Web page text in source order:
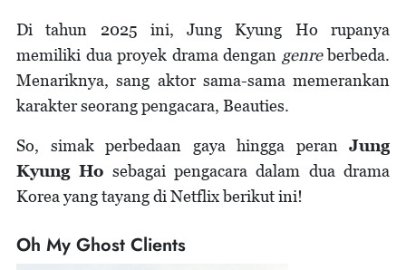
Di tahun 2025 ini, Jung Kyung Ho rupanya
memiliki dua proyek drama dengan genreberbeda.
Menariknya, sang aktor sama-sama memerankan
karakter seorang pengacara, Beauties.
So, simak perbedaan gaya hingga peran Jung
Kyung Ho sebagai pengacara dalam dua drama
Korea yang tayang di Netflix berikut ini!
Oh My Ghost Clients